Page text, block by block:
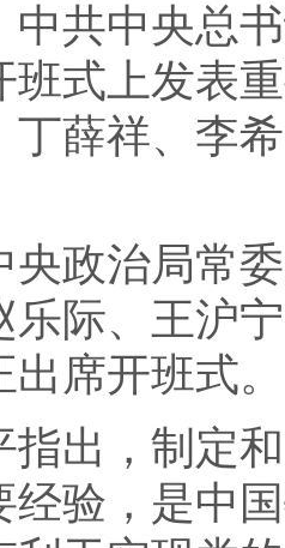
中共中央总
班式上发表
丁薛祥、李
治局常委
乐际、王沪
席开班式。
，制定和
经验，是中